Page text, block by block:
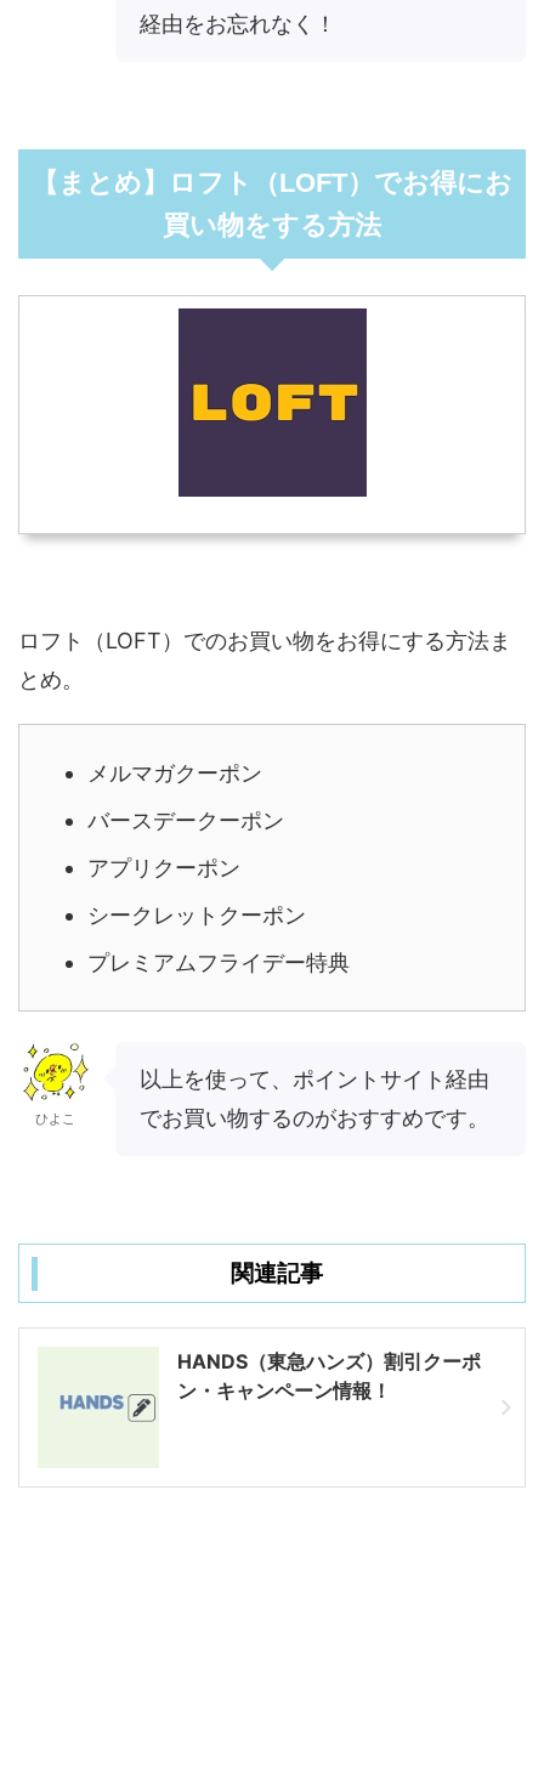
経由をお忘れなく！
【まとめ】ロフト（LOFT）でお得にお
買い物をする方法
ロフト（LOFT）でのお買い物をお得にする方法ま
とめ。
メルマガクーポン
バースデークーポン
アプリクーポン
シークレットクーポン
プレミアムフライデー特典
ひよこ
以上を使って、ポイントサイト経由
でお買い物するのがおすすめです。
関連記事
HANDS（東急ハンズ）割引クーポ
ン・キャンペーン情報！